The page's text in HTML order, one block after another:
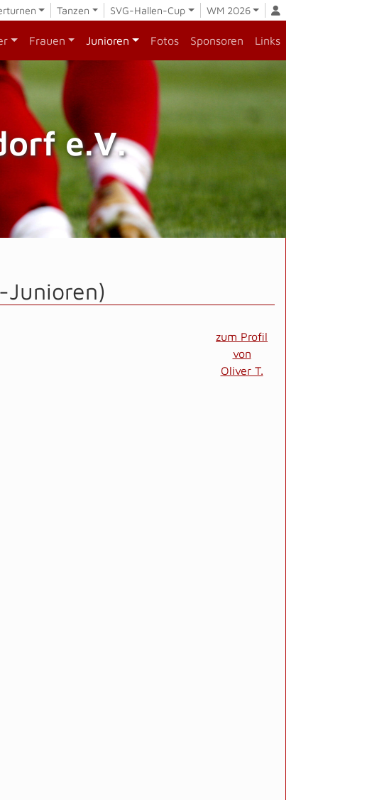
Tanzen SVG-Hallen-Cup WM 2026
Frauen Junioren Fotos Sponsoren Links
e.V.
Junioren)
zum Profil
von
Oliver T.